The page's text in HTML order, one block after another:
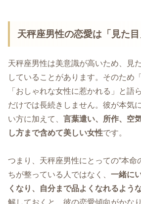
天秤座男性の恋愛は「見た
天秤座男性は美意識が高いため、見
していることがあります。そのため
「おしゃれな女性に惹かれる」と語
だけでは長続きしません。彼が本気
い方に加えて、 言葉遣い、所作、空
し方まで含めて美しい女性です。
つまり、天秤座男性にとっての“本命
ちが整っている人ではなく、 一緒に
くなり、自分まで品よくなれるよう